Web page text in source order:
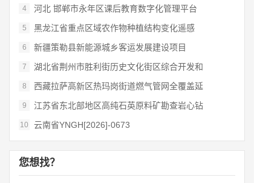
4 河北 邯郸市永年区课后教育数字化管理平台
5 黑龙江省重点区域农作物种植结构变化遥感
6 新疆策勒县新能源城乡客运发展建设项目
7 湖北省荆州市胜利街历史文化街区综合开发和
8 西藏拉萨高新区热玛岗街道燃气管网全覆盖延
9 江苏省东北部地区高纯石英原料矿勘查岩心钻
10 云南省YNGH[2026]-0673
您想找？